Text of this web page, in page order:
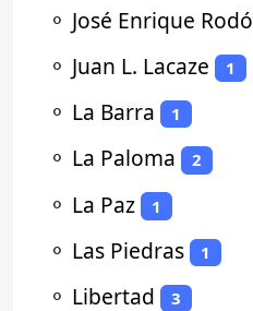
⚬ José Enrique Rodó
⚬ Juan L. Lacaze 1
⚬ La Barra 1
⚬ La Paloma 2
⚬ La Paz 1
⚬ Las Piedras 1
⚬ Libertad 3